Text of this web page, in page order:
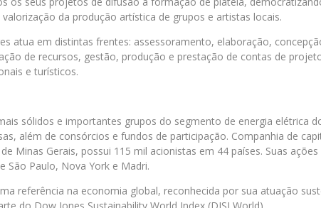
da produção artística de grupos e artistas locais.
atua em distintas frentes: assessoramento, elaboração,
de recursos, gestão, produção e prestação de contas de
e turísticos.
sólidos e importantes grupos do segmento de energia elétrica
além de consórcios e fundos de participação. Companhia de
Minas Gerais, possui 115 mil acionistas em 44 países. Suas
São Paulo, Nova York e Madri.
referência na economia global, reconhecida por sua atuação